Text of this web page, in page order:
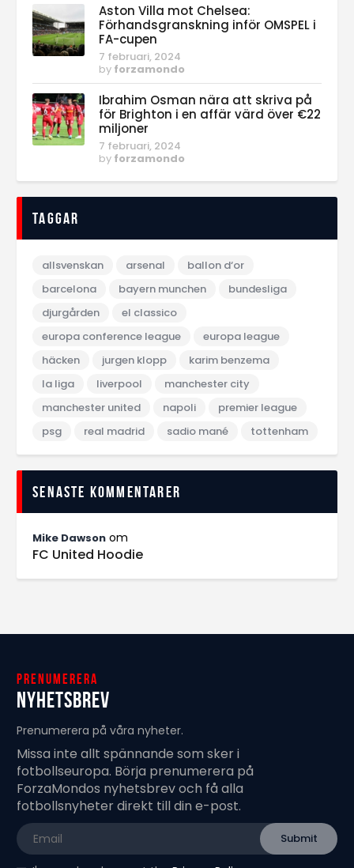
Aston Villa mot Chelsea:
Förhandsgranskning inför OMSPEL i
FA-cupen
7 februari, 2024
by forzamondo
Ibrahim Osman nära att skriva på
för Brighton i en affär värd över €22
miljoner
7 februari, 2024
by forzamondo
Taggar
allsvenskan arsenal
ballon d‘or
barcelona
bayern munchen
bundesliga
djurgården
el classico
europa conference league
europa league
häcken
jurgen klopp
karim benzema
la liga
liverpool
manchester city
manchester united
napoli
premier league
psg
real madrid sadio mané tottenham
Senaste kommentarer
Mike Dawson om
FC United Hoodie
Prenumerera
Nyhetsbrev
Prenumerera på våra nyheter.
Missa inte allt spännande som sker i
fotbollseuropa. Börja prenumerera på
ForzaMondos nyhetsbrev och få alla
fotbollsnyheter direkt till din e-post.